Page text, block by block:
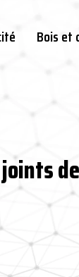
Bois et